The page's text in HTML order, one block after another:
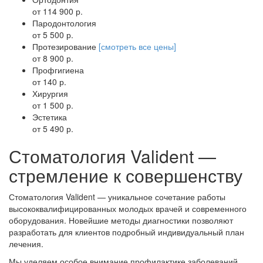
от 114 900 р.
Пародонтология
от 5 500 р.
Протезирование [смотреть все цены]
от 8 900 р.
Профгигиена
от 140 р.
Хирургия
от 1 500 р.
Эстетика
от 5 490 р.
Стоматология Valident —
стремление к совершенству
Стоматология Valident — уникальное сочетание работы
высококвалифицированных молодых врачей и современного
оборудования. Новейшие методы диагностики позволяют
разработать для клиентов подробный индивидуальный план
лечения.